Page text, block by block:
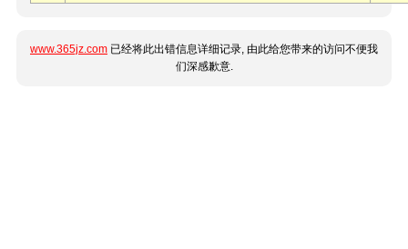
www.365jz.com 已经将此出错信息详细记录, 由此给您带来的访问不便我
们深感歉意.